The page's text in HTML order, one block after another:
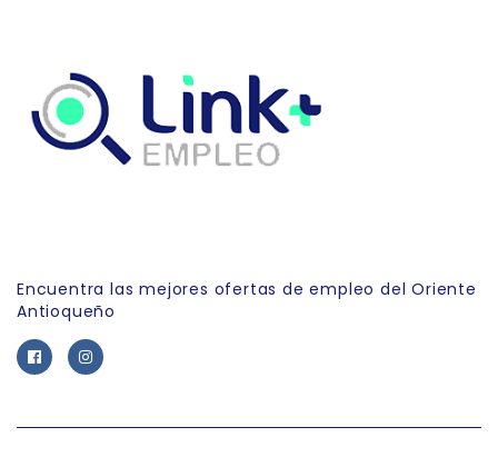
Encuentra las mejores ofertas de empleo del Oriente
Antioqueño